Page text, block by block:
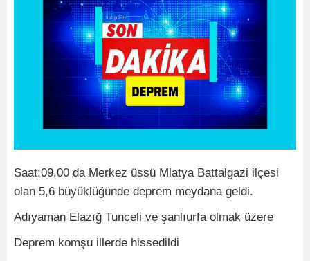
Saat:09.00 da Merkez üssü Mlatya Battalgazi ilçesi
olan 5,6 büyüklüğünde deprem meydana geldi.
Adıyaman Elazığ Tunceli ve şanlıurfa olmak üzere
Deprem komşu illerde hissedildi